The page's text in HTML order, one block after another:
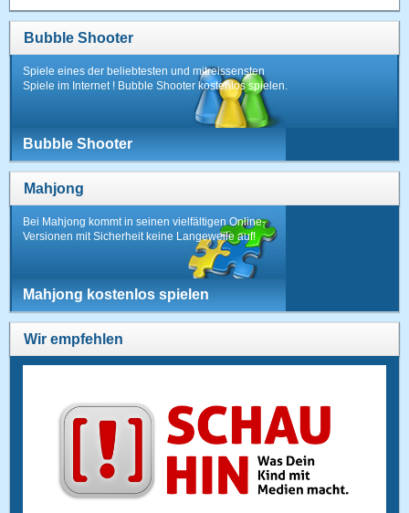
Bubble Shooter
Spiele eines der beliebtesten und mitreissensten
Spiele im Internet ! Bubble Shooter kostenlos spielen.
Bubble Shooter
Mahjong
Bei Mahjong kommt in seinen vielfältigen Online-
Versionen mit Sicherheit keine Langeweile auf!
Mahjong kostenlos spielen
Wir empfehlen